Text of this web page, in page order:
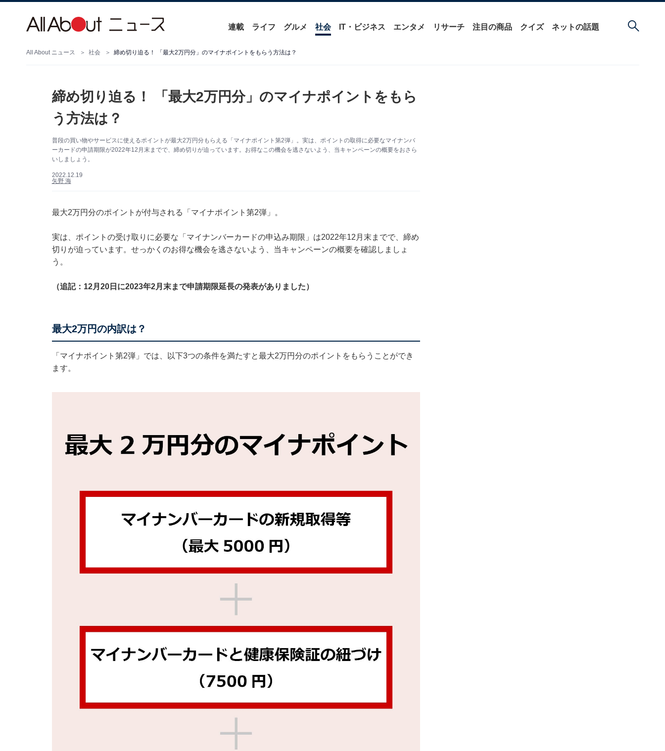
連載 ライフ グルメ 社会 IT・ビジネス エンタメ リサーチ 注目の商品 クイズ ネットの話題
All About ニュース 社会 締め切り迫る！ 「最大2万円分」のマイナポイントをもらう方法は？
締め切り迫る！ 「最大2万円分」のマイナポイントをもら
う方法は？
普段の買い物やサービスに使えるポイントが最大2万円分もらえる「マイナポイント第2弾」。実は、ポイントの取得に必要なマイナンバ
ーカードの申請期限が2022年12月末までで、締め切りが迫っています。お得なこの機会を逃さないよう、当キャンペーンの概要をおさら
いしましょう。
2022.12.19
矢野 海
最大2万円分のポイントが付与される「マイナポイント第2弾」。
実は、ポイントの受け取りに必要な「マイナンバーカードの申込み期限」は2022年12月末までで、締め
切りが迫っています。せっかくのお得な機会を逃さないよう、当キャンペーンの概要を確認しましょ
う。
（追記：12月20日に2023年2月末まで申請期限延長の発表がありました）
最大2万円の内訳は？
「マイナポイント第2弾」では、以下3つの条件を満たすと最大2万円分のポイントをもらうことができ
ます。